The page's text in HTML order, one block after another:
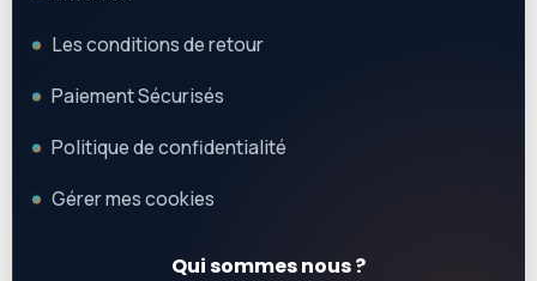
Les conditions de retour
Paiement Sécurisés
Politique de confidentialité
Gérer mes cookies
Qui sommes nous ?